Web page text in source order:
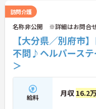
訪問介護
名称非公開 ※詳細はお問合
【大分県／別府市
不問♪ヘルパーステ
＞
給料 月収 16.2